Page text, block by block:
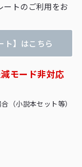
ートのご利用をお
ト】はこちら
モード非対応
（小説本セット等）